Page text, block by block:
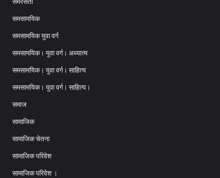
समसामयिक
समसामयिक युवा वर्ग
समसामयिक। युवा वर्ग। अध्यात्म
समसामयिक। युवा वर्ग। साहित्य
समसामयिक। युवा वर्ग। साहित्य।
समाज
सामाजिक
सामाजिक चेतना
सामाजिक परिवेश
सामाजिक परिवेश ।